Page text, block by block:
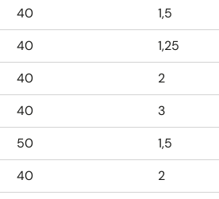
40 1,5
40 1,25
40 2
40 3
50 1,5
40 2